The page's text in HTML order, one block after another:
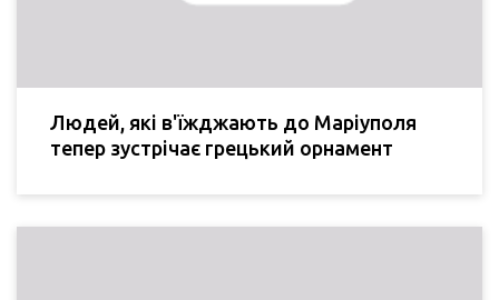
Людей, які в'їжджають до Маріуполя
тепер зустрічає грецький орнамент